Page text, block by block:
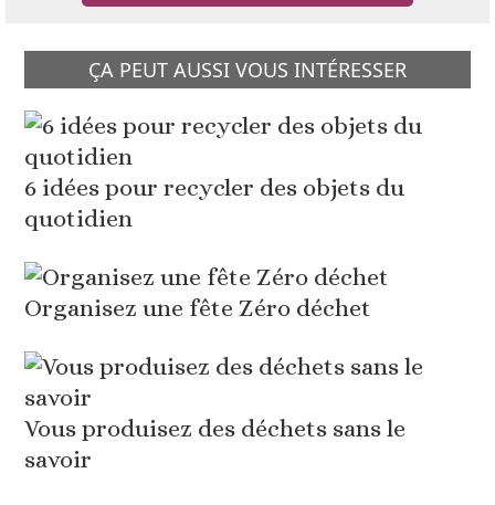
ÇA PEUT AUSSI VOUS INTÉRESSER
6 idées pour recycler des objets du
quotidien
Organisez une fête Zéro déchet
Vous produisez des déchets sans le
savoir